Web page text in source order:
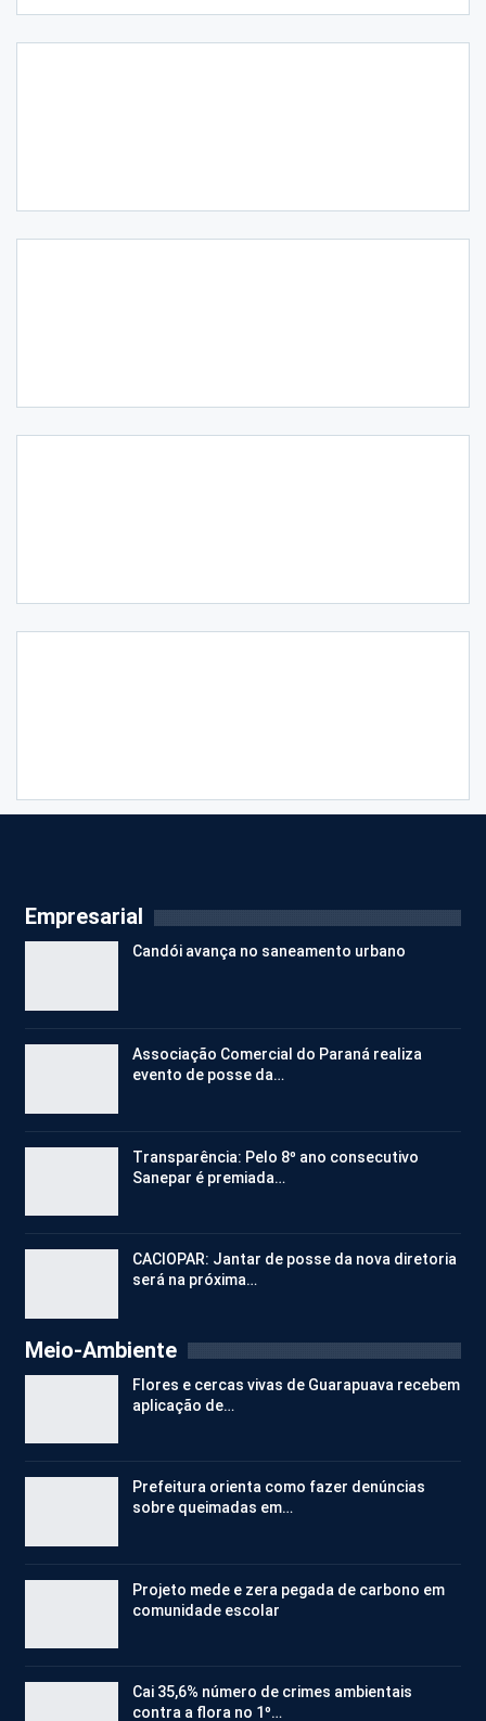
Empresarial
Candói avança no saneamento urbano
Associação Comercial do Paraná realiza
evento de posse da…
Transparência: Pelo 8º ano consecutivo
Sanepar é premiada…
CACIOPAR: Jantar de posse da nova diretoria
será na próxima…
Meio-Ambiente
Flores e cercas vivas de Guarapuava recebem
aplicação de…
Prefeitura orienta como fazer denúncias
sobre queimadas em…
Projeto mede e zera pegada de carbono em
comunidade escolar
Cai 35,6% número de crimes ambientais
contra a flora no 1º…